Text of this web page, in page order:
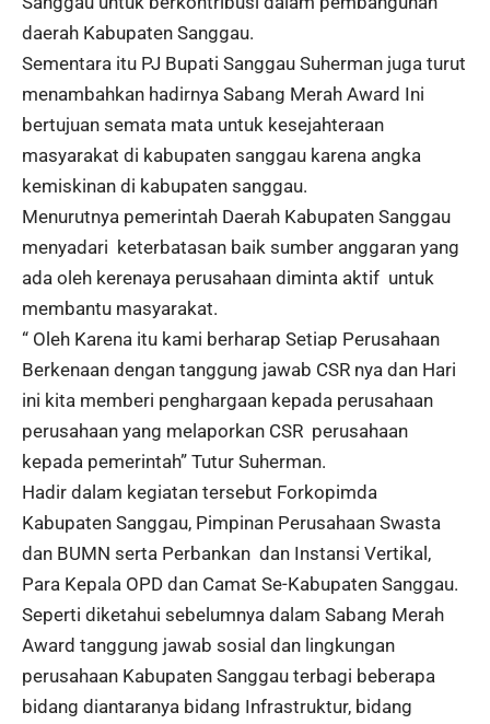
daerah Kabupaten Sanggau.
Sementara itu PJ Bupati Sanggau Suherman juga turut
menambahkan hadirnya Sabang Merah Award Ini
bertujuan semata mata untuk kesejahteraan
masyarakat di kabupaten sanggau karena angka
kemiskinan di kabupaten sanggau.
Menurutnya pemerintah Daerah Kabupaten Sanggau
menyadari keterbatasan baik sumber anggaran yang
ada oleh kerenaya perusahaan diminta aktif untuk
membantu masyarakat.
“ Oleh Karena itu kami berharap Setiap Perusahaan
Berkenaan dengan tanggung jawab CSR nya dan Hari
ini kita memberi penghargaan kepada perusahaan
perusahaan yang melaporkan CSR perusahaan
kepada pemerintah” Tutur Suherman.
Hadir dalam kegiatan tersebut Forkopimda
Kabupaten Sanggau, Pimpinan Perusahaan Swasta
dan BUMN serta Perbankan dan Instansi Vertikal,
Para Kepala OPD dan Camat Se-Kabupaten Sanggau.
Seperti diketahui sebelumnya dalam Sabang Merah
Award tanggung jawab sosial dan lingkungan
perusahaan Kabupaten Sanggau terbagi beberapa
bidang diantaranya bidang Infrastruktur, bidang